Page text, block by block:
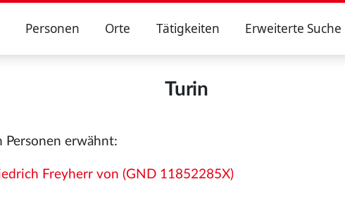
Personen Orte Tätigkeiten Erweiterte Suche
Turin
erwähnt:
Freyherr von (GND 11852285X)